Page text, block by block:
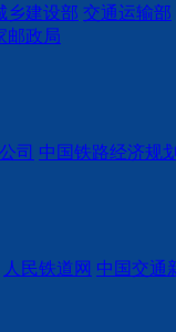
乡建设部 交通运输部
邮政局
司 中国铁路经济规
人民铁道网 中国交通